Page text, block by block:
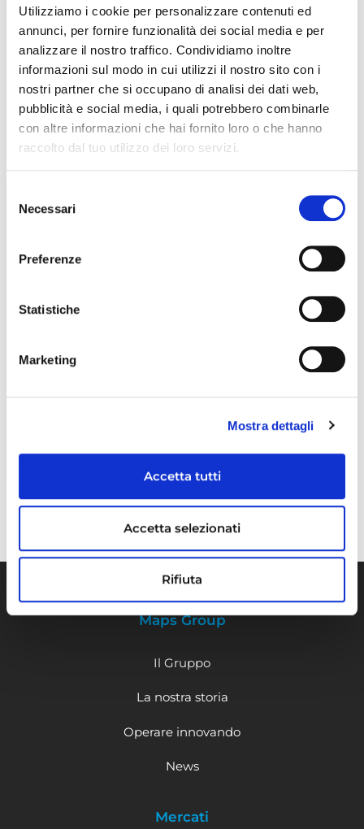
Utilizziamo i cookie per personalizzare contenuti ed
annunci, per fornire funzionalità dei social media e per
analizzare il nostro traffico. Condividiamo inoltre
informazioni sul modo in cui utilizzi il nostro sito con i
nostri partner che si occupano di analisi dei dati web,
pubblicità e social media, i quali potrebbero combinarle
con altre informazioni che hai fornito loro o che hanno
raccolto dal tuo utilizzo dei loro servizi.
delNecessari
Preferenze
Statistiche
Marketing
Mostra dettagli
Accetta tutti
Accetta selezionati
Rifiuta
Persone, esperienza e crescita
condivisa: un anno insieme a Ellysse
Maps Group ha completato con
delle certificazioni ISO di Gruppo
Maps Group
Il Gruppo
La nostra storia
Operare innovando
News
Mercati